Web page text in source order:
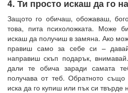
4. Ти просто искаш да го
Защото го обичаш, обожаваш,
това, пита психоложката. Може
искаш да получиш в замяна. Ако
правиш само за себе си –
направиш скъп подарък,
дали те обича заради самата
получава от теб. Обратното
иска да го купиш или пък си твърде